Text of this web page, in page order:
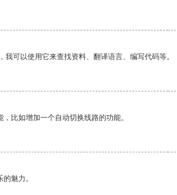
可以使用它来查找资料、翻译语言、编写代码等。
比如增加一个自动切换线路的功能。
魅力。